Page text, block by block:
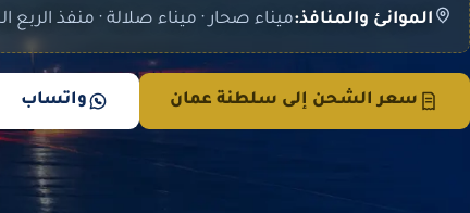
الموانئ والمنافذ:ميناء صحار · ميناء صلالة · منفذ الربع
سعر الشحن إلى سلطنة عمان واتساب